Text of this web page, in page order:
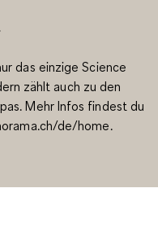
das einzige Science
zählt auch zu den
Mehr Infos findest du
de/home.